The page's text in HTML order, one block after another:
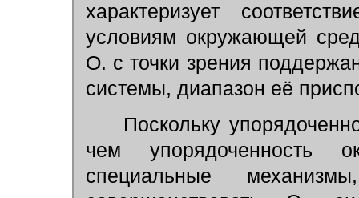
характеризует
условиям окружающей
О. с точки зрения
системы, диапазон её
Поскольку
чем упорядоченность
специальные